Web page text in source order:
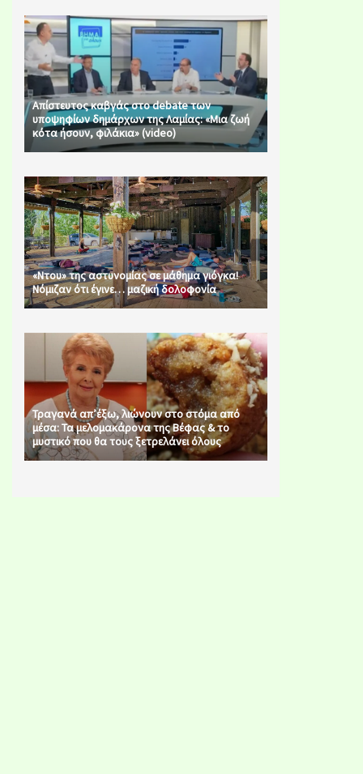
Απίστευτος καβγάς στο debate των
υποψηφίων δημάρχων της Λαμίας: «Μια ζωή
κότα ήσουν, φιλάκια» (video)
«Ντου» της αστυνομίας σε μάθημα γιόγκα!
Νόμιζαν ότι έγινε… μαζική δολοφονία
Τραγανά απ’έξω, λιώνουν στο στόμα από
μέσα: Τα μελομακάρονα της Βέφας & το
μυστικό που θα τους ξετρελάνει όλους